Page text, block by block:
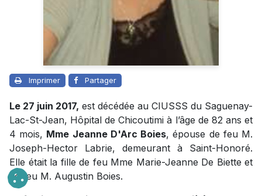
Imprimer Partager
Le 27 juin 2017, est décédée au CIUSSS du Saguenay-
Lac-St-Jean, Hôpital de Chicoutimi à l’âge de 82 ans et
4 mois, Mme Jeanne D'Arc Boies, épouse de feu M.
Joseph-Hector Labrie, demeurant à Saint-Honoré.
Elle était la fille de feu Mme Marie-Jeanne De Biette et
de feu M. Augustin Boies.